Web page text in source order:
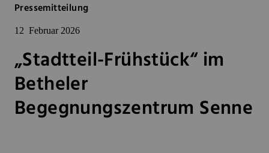
Pressemitteilung
12 Februar 2026
„Stadtteil-Frühstück“ im
Betheler
Begegnungszentrum Senne